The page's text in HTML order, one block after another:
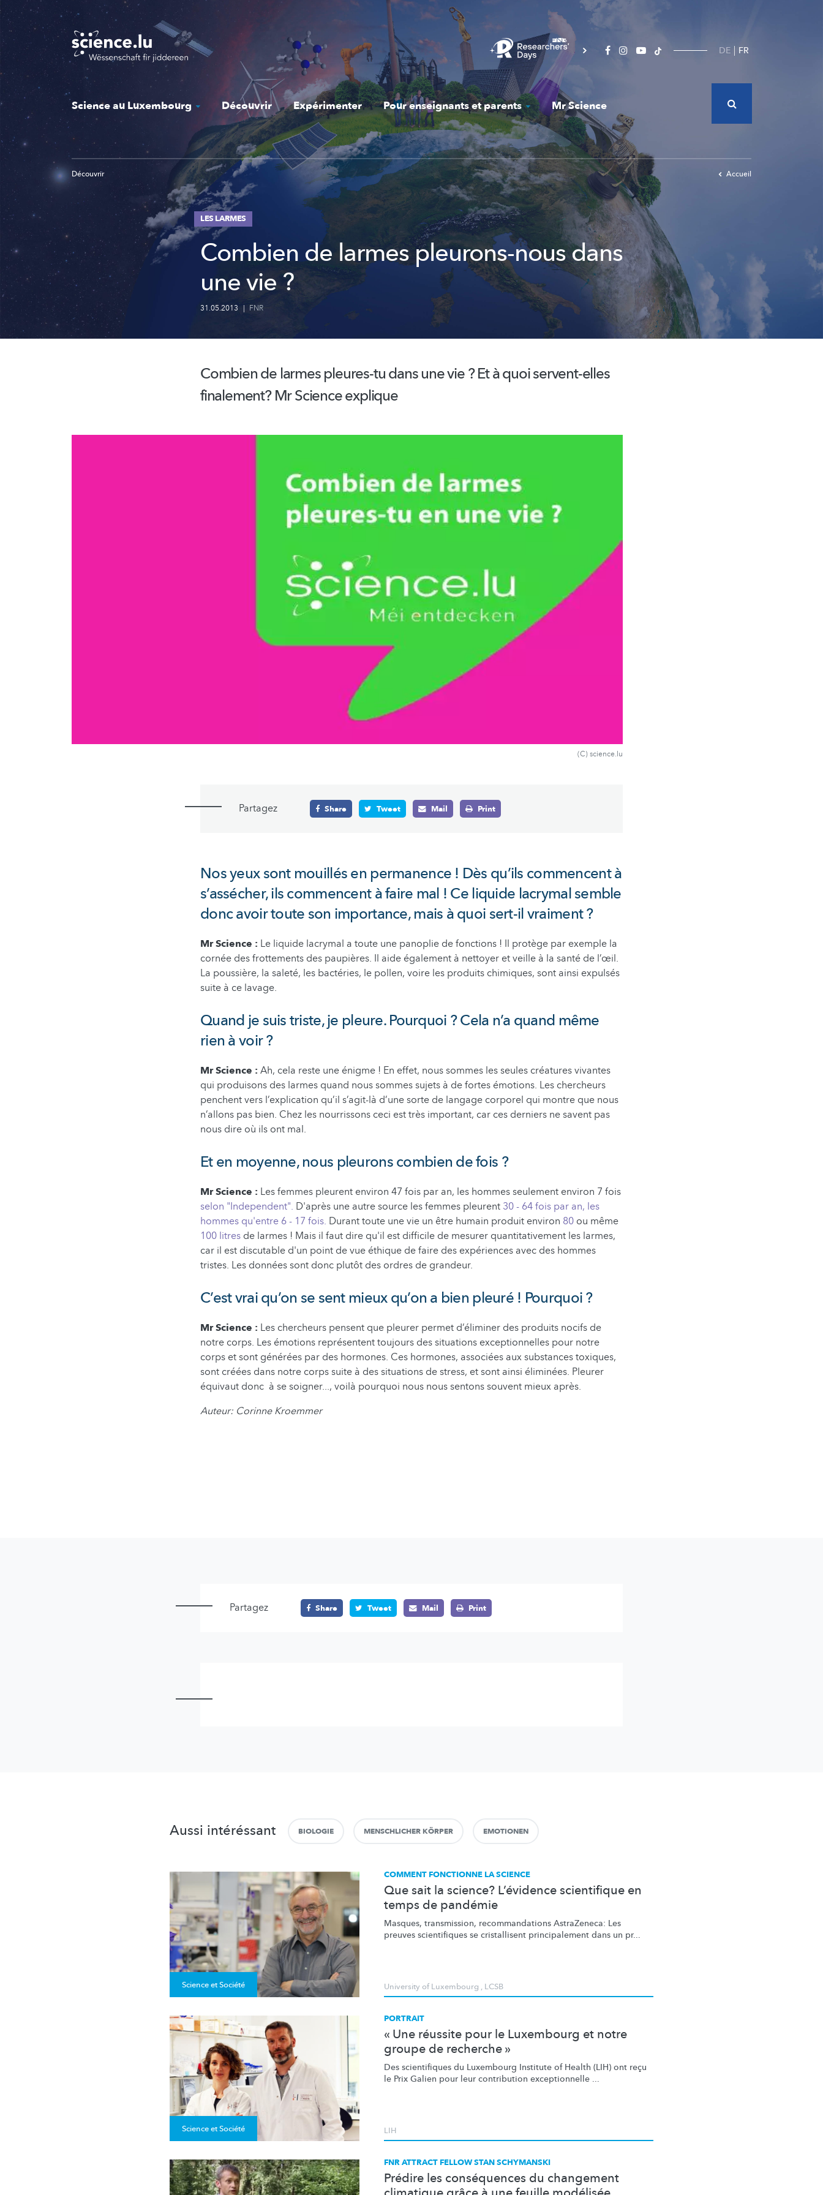
Skip
to
main
content
DE FR
Science au Luxembourg Découvrir Expérimenter Pour enseignants et parents Mr Science
Découvrir Accueil
LES LARMES
Combien de larmes pleurons-nous dans
une vie ?
31.05.2013 | FNR
Combien de larmes pleures-tu dans une vie ? Et à quoi servent-elles
finalement? Mr Science explique
(C) science.lu
Partagez Share Tweet Mail Print
Nos yeux sont mouillés en permanence ! Dès qu’ils commencent à
s’assécher, ils commencent à faire mal ! Ce liquide lacrymal semble
donc avoir toute son importance, mais à quoi sert-il vraiment ?
Mr Science : Le liquide lacrymal a toute une panoplie de fonctions ! Il protège par exemple la
cornée des frottements des paupières. Il aide également à nettoyer et veille à la santé de l’œil.
La poussière, la saleté, les bactéries, le pollen, voire les produits chimiques, sont ainsi expulsés
suite à ce lavage.
Quand je suis triste, je pleure. Pourquoi ? Cela n’a quand même
rien à voir ?
Mr Science : Ah, cela reste une énigme ! En effet, nous sommes les seules créatures vivantes
qui produisons des larmes quand nous sommes sujets à de fortes émotions. Les chercheurs
penchent vers l’explication qu’il s’agit-là d’une sorte de langage corporel qui montre que nous
n’allons pas bien. Chez les nourrissons ceci est très important, car ces derniers ne savent pas
nous dire où ils ont mal.
Et en moyenne, nous pleurons combien de fois ?
Mr Science : Les femmes pleurent environ 47 fois par an, les hommes seulement environ 7 fois
selon "Independent". D'après une autre source les femmes pleurent 30 - 64 fois par an, les
hommes qu'entre 6 - 17 fois. Durant toute une vie un être humain produit environ 80 ou même
100 litres de larmes ! Mais il faut dire qu'il est difficile de mesurer quantitativement les larmes,
car il est discutable d'un point de vue éthique de faire des expériences avec des hommes
tristes. Les données sont donc plutôt des ordres de grandeur.
C’est vrai qu’on se sent mieux qu’on a bien pleuré ! Pourquoi ?
Mr Science : Les chercheurs pensent que pleurer permet d’éliminer des produits nocifs de
notre corps. Les émotions représentent toujours des situations exceptionnelles pour notre
corps et sont générées par des hormones. Ces hormones, associées aux substances toxiques,
sont créées dans notre corps suite à des situations de stress, et sont ainsi éliminées. Pleurer
équivaut donc à se soigner..., voilà pourquoi nous nous sentons souvent mieux après.
Auteur: Corinne Kroemmer
Partagez Share Tweet Mail Print
Aussi intéréssant BIOLOGIE MENSCHLICHER KÖRPER EMOTIONEN
Science et Société
COMMENT FONCTIONNE LA SCIENCE
Que sait la science? L’évidence scientifique en
temps de pandémie
Masques, transmission, recommandations AstraZeneca: Les
preuves scientifiques se cristallisent principalement dans un pr...
University of Luxembourg , LCSB
Science et Société
PORTRAIT
« Une réussite pour le Luxembourg et notre
groupe de recherche »
Des scientifiques du Luxembourg Institute of Health (LIH) ont reçu
le Prix Galien pour leur contribution exceptionnelle ...
LIH
FNR ATTRACT FELLOW STAN SCHYMANSKI
Prédire les conséquences du changement